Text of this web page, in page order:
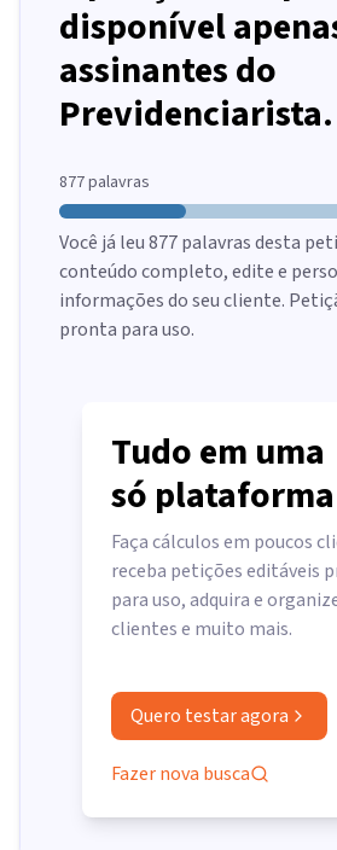
disponível
assinantes do
Previdenciarista.
877palavras
Você já leu877palavras desta
conteúdo completo, edite e
informações do seu cliente.
pronta para uso.
Tudo em uma
só plataforma
Faça cálculos em poucos
receba petições editáveis
para uso, adquira e
clientes e muito mais.
Quero testar agora
Fazer nova busca